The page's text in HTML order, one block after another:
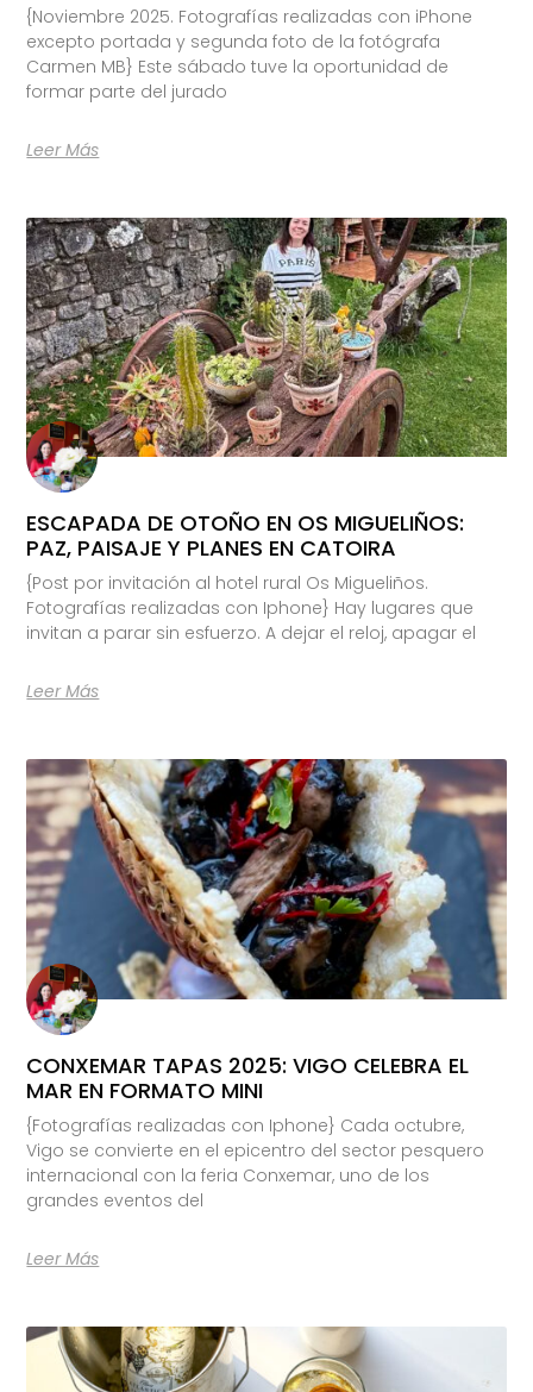
{Noviembre 2025. Fotografías realizadas con iPhone
excepto portada y segunda foto de la fotógrafa
Carmen MB} Este sábado tuve la oportunidad de
formar parte del jurado
Leer Más
ESCAPADA DE OTOÑO EN OS MIGUELIÑOS:
PAZ, PAISAJE Y PLANES EN CATOIRA
{Post por invitación al hotel rural Os Migueliños.
Fotografías realizadas con Iphone} Hay lugares que
invitan a parar sin esfuerzo. A dejar el reloj, apagar el
Leer Más
CONXEMAR TAPAS 2025: VIGO CELEBRA EL
MAR EN FORMATO MINI
{Fotografías realizadas con Iphone} Cada octubre,
Vigo se convierte en el epicentro del sector pesquero
internacional con la feria Conxemar, uno de los
grandes eventos del
Leer Más